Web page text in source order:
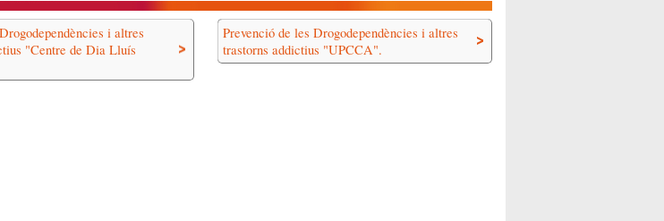
i altres
"Centre de Dia Lluís
Prevenció de les Drogodependències i altres
trastorns addictius "UPCCA".